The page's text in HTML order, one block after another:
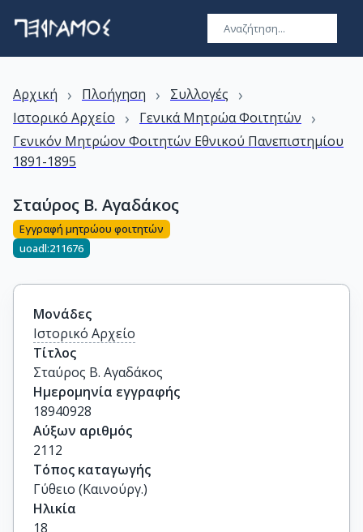
Αρχική › Πλοήγηση › Συλλογές ›
Ιστορικό Αρχείο › Γενικά Μητρώα Φοιτητών ›
Γενικόν Μητρώον Φοιτητών Εθνικού Πανεπιστημίου
1891-1895
Σταύρος Β. Αγαδάκος
Εγγραφή μητρώου φοιτητών
uoadl:211676
Μονάδες
Ιστορικό Αρχείο
Τίτλος
Σταύρος Β. Αγαδάκος
Ημερομηνία εγγραφής
18940928
Αύξων αριθμός
2112
Τόπος καταγωγής
Γύθειο (Καινούργ.)
Ηλικία
18